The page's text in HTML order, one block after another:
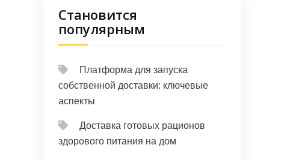
Становится
популярным
Платформа для запуска
собственной доставки: ключевые
аспекты
Доставка готовых рационов
здорового питания на дом